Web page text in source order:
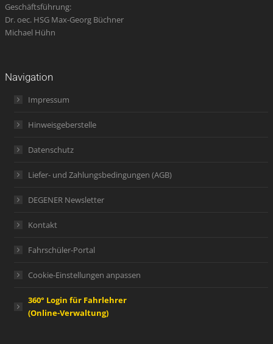
Geschäftsführung:
Dr. oec. HSG Max-Georg Büchner
Michael Hühn
Navigation
Impressum
Hinweisgeberstelle
Datenschutz
Liefer- und Zahlungsbedingungen (AGB)
DEGENER Newsletter
Kontakt
Fahrschüler-Portal
Cookie-Einstellungen anpassen
360° Login für Fahrlehrer
(Online-Verwaltung)